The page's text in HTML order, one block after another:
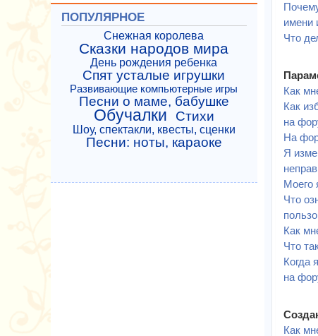
имени
Что
Как
Как
на
На
Я
Моего
Что
Как
Что
Когда
на
Как
ПОПУЛЯРНОЕ
Снежная королева
Сказки народов мира
День рождения ребенка
Спят усталые игрушки
Развивающие компьютерные игры
Песни о маме, бабушке
Обучалки Стихи
Шоу, спектакли, квесты, сценки
Песни: ноты, караоке